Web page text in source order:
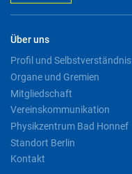
Über uns
Profil und Selbstverständnis
Organe und Gremien
Mitgliedschaft
Vereinskommunikation
Physikzentrum Bad Honnef
Standort Berlin
Kontakt